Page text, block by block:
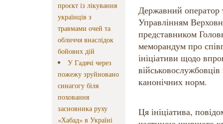
проєкт із лікування
українців з
травмами очей та
обличчя внаслідок
бойових дій
У Гадячі через
пожежу зруйновано
синагогу біля
поховання
засновника руху
«Хабад» в Україні
Державний
Управлінням
представником
меморандум про
ініціативи щодо
військовослужбовців
канонічних норм.
Ця ініціатива,